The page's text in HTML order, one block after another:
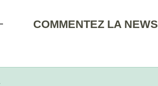
COMMENTEZ LA NEWS